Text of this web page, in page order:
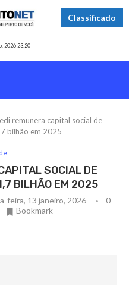
Classificado
2026 23:20
remunera capital social de
bilhão em 2025
SOCIAL DE
BILHÃO EM 2025
feira, 13 janeiro, 2026
0
Bookmark